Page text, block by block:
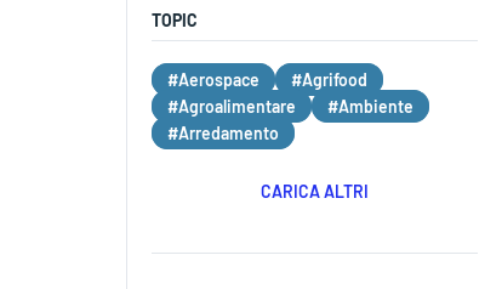
TOPIC
#Aerospace
#Agrifood
#Agroalimentare
#Ambiente
#Arredamento
CARICA ALTRI